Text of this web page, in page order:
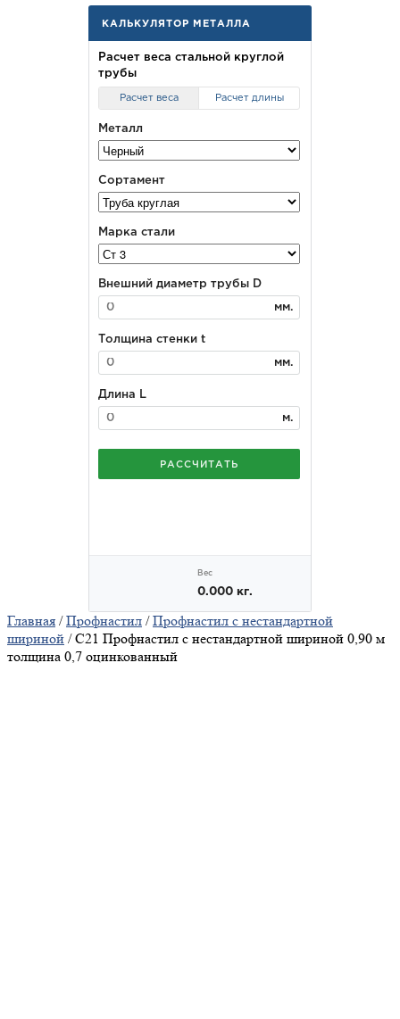
Главная /Профнастил /Профнастил с нестандартной
шириной / С21 Профнастил с нестандартной шириной 0,90 м
толщина 0,7 оцинкованный